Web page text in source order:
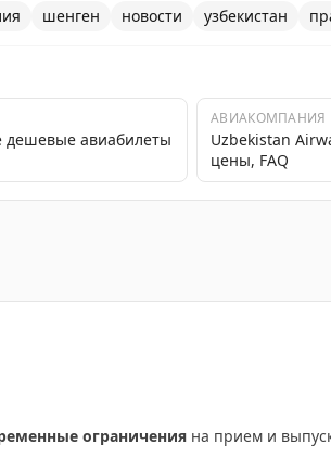
шенген новости узбекистан
дешевые авиабилеты
АВИАКОМПАНИЯ
Uzbekistan
цены, FAQ
ограничения на прием и